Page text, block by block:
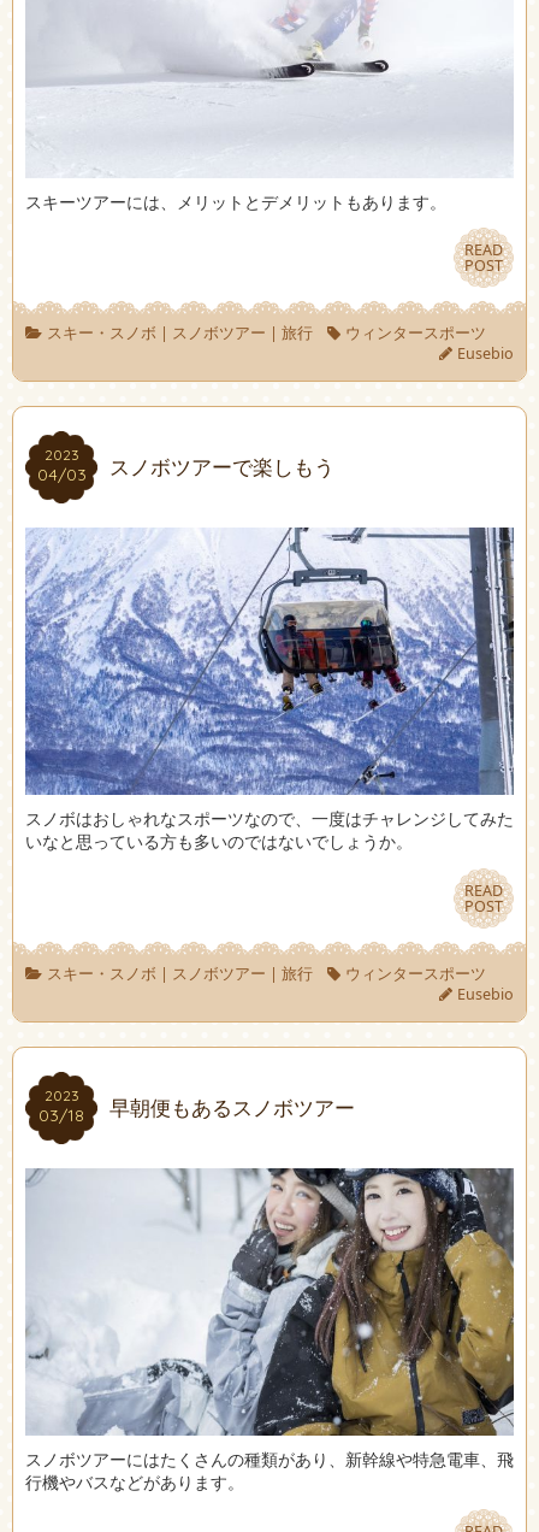
スキーツアーには、メリットとデメリットもあります。
READ
POST
READ
POST
スキー・スノボ | スノボツアー | 旅行
ウィンタースポーツ
Eusebio
2023
04/03
2023
04/03 スノボツアーで楽しもう
スノボはおしゃれなスポーツなので、一度はチャレンジしてみた
いなと思っている方も多いのではないでしょうか。
READ
POST
READ
POST
スキー・スノボ | スノボツアー | 旅行
ウィンタースポーツ
Eusebio
2023
03/18
2023
03/18 早朝便もあるスノボツアー
スノボツアーにはたくさんの種類があり、新幹線や特急電車、飛
行機やバスなどがあります。